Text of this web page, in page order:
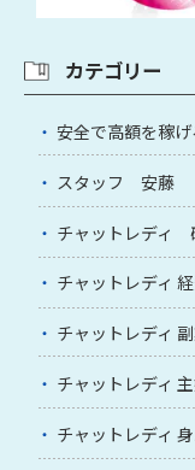
カテゴリー
安全で高額を稼
スタッフ 安藤
チャットレディ
チャットレディ
チャットレディ
チャットレディ
チャットレディ